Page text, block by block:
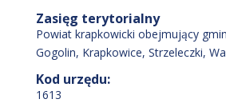
Zasięg terytorialny
Powiat krapkowicki obejmujący
Gogolin, Krapkowice, Strzeleczki,
Kod urzędu:
1613